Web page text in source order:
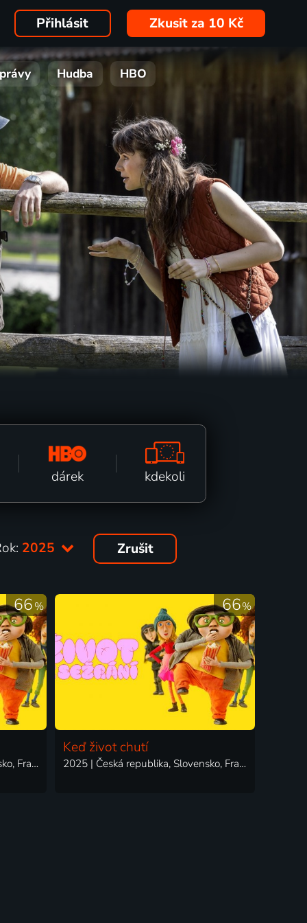
Přihlásit Zkusit za 10 Kč
Hudba HBO
dárek kdekoli
2025 Zrušit
66%
2025 | Česká republika, Slovensko, Francie | Animovaný, Komedie, Rodinný
66%
Keď život chutí
2025 | Česká republika, Slovensko, Francie | Animovaný, Komedie, Rodinný